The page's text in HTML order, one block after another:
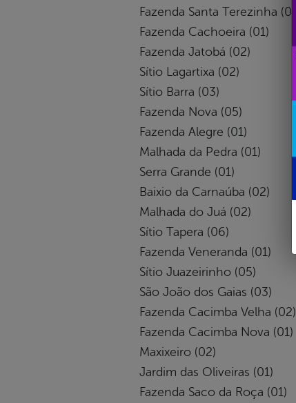
Fazenda Santa Terezinha (01)
Fazenda Cachoeira (01)
Fazenda Jatobá (02)
Sítio Lagartixa (02)
Sítio Barra (03)
Fazenda Nova (05)
Fazenda Alegre (01)
Malhada da Pedra (01)
Serra Grande (01)
Baixio da Carnaúba (02)
Malhada do Juá (02)
Sítio Tapera (06)
Fazenda Veneranda (01)
Sítio Juazeirinho (05)
São João dos Gaias (03)
Fazenda Cacimba Velha (02)
Fazenda Cacimba Nova (01)
Maxixeiro (02)
Jardim das Oliveiras (01)
Fazenda Saco da Roça (01)